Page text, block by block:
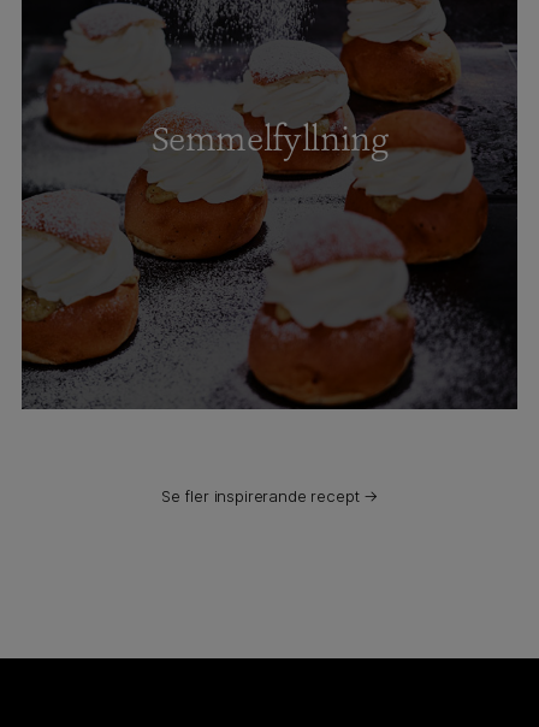
Semmelfyllning
Se fler inspirerande recept →